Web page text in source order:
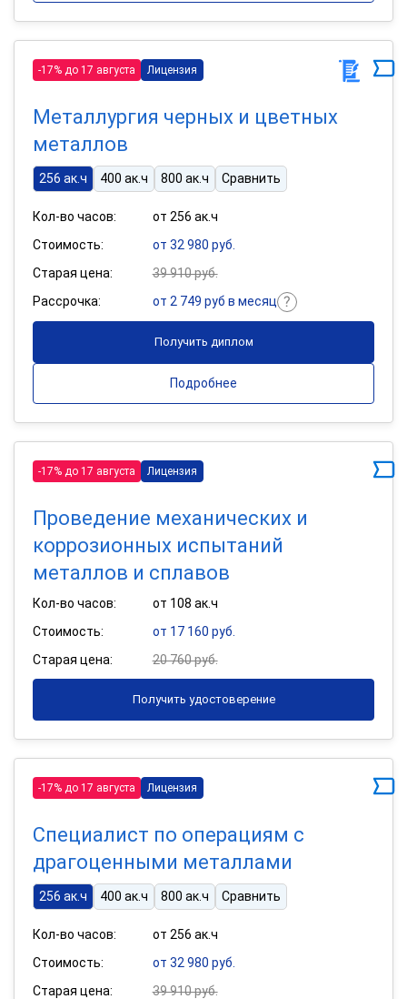
-17% до 17 августа Лицензия
Металлургия черных и цветных
металлов
256 ак.ч 400 ак.ч 800 ак.ч Сравнить
Кол-во часов:
от 256 ак.ч
Стоимость:
от 32 980 руб.
Старая цена:
39 910 руб.
Рассрочка:
от 2 749 руб в месяц
Получить диплом
Подробнее
-17% до 17 августа Лицензия
Проведение механических и
коррозионных испытаний
металлов и сплавов
Кол-во часов:
от 108 ак.ч
Стоимость:
от 17 160 руб.
Старая цена:
20 760 руб.
Получить удостоверение
-17% до 17 августа Лицензия
Специалист по операциям с
драгоценными металлами
256 ак.ч 400 ак.ч 800 ак.ч Сравнить
Кол-во часов:
от 256 ак.ч
Стоимость:
от 32 980 руб.
Старая цена:
39 910 руб.